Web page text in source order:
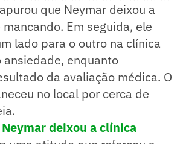
que Neymar deixou a
Em seguida, ele
lado para o outro na clínica
enquanto
da avaliação médica. O
no local por cerca de
Neymar deixou a clínica